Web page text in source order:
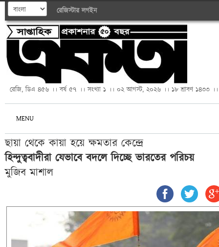
রেজিস্টার লগইন
রেজি, ডিএ ৪৫৬ ।। বর্ষ ৫৭ ।। সংখ্যা ১ ।। ০২ আগস্ট, ২০২৬ ।। ১৮ শ্রাবণ ১৪৩৩ ।।
MENU
ছায়া থেকে কায়া হয়ে ক্ষমতার কেন্দ্রে
হিন্দুত্ববাদীরা যেভাবে বদলে দিচ্ছে ভারতের পরিচয়
মুজিব মাশাল